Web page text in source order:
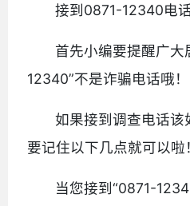
接到0871-12340电
首先小编要提醒广大
12340”不是诈骗电话哦！
如果接到调查电话该
要记住以下几点就可以啦
当您接到“0871-